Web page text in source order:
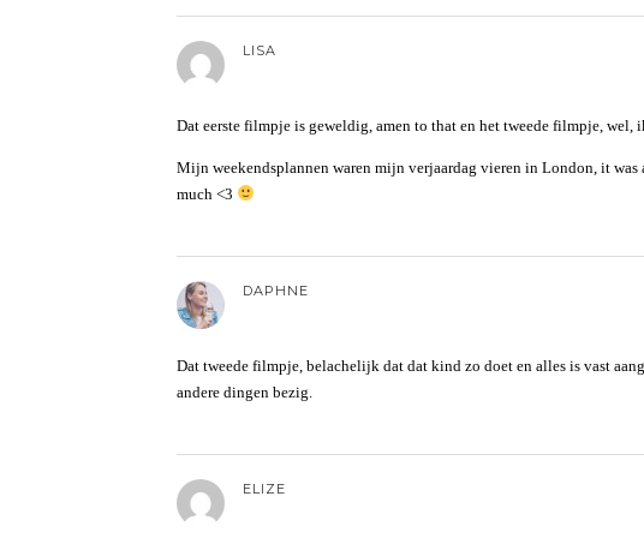
LISA
Dat eerste filmpje is geweldig, amen to that en het tweede filmpje,
Mijn weekendsplannen waren mijn verjaardag vieren in London, it
much <3
DAPHNE
Dat tweede filmpje, belachelijk dat dat kind zo doet en alles is vast
andere dingen bezig.
ELIZE